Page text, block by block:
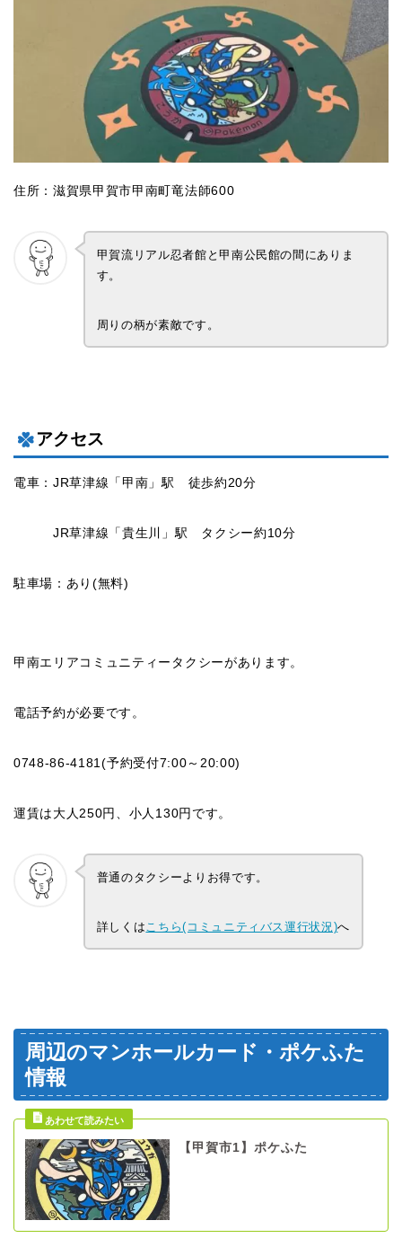
住所：滋賀県甲賀市甲南町竜法師600
甲賀流リアル忍者館と甲南公民館の間にありま
す。
周りの柄が素敵です。
アクセス
電車：JR草津線「甲南」駅 徒歩約20分
JR草津線「貴生川」駅 タクシー約10分
駐車場：あり(無料)
甲南エリアコミュニティータクシーがあります。
電話予約が必要です。
0748-86-4181(予約受付7:00～20:00)
運賃は大人250円、小人130円です。
普通のタクシーよりお得です。
詳しくは こちら(コミュニティバス運行状況)へ
周辺のマンホールカード・ポケふた
情報
【甲賀市1】ポケふた